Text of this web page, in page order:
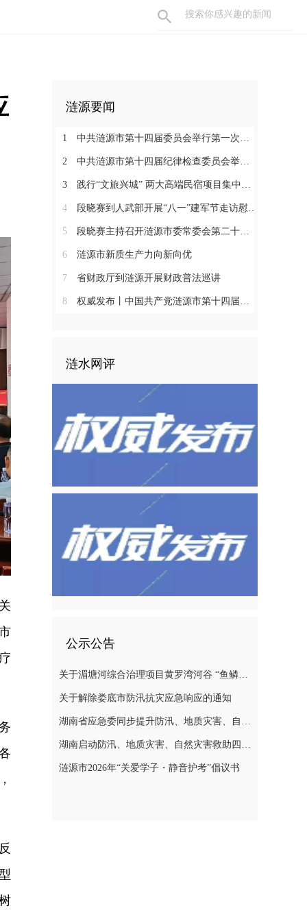
涟源要闻
1 中共涟源市第十四届委员会举行第一次全体会议 段晓赛当选市委书记 伍鹤群周杨当选市委副书记
2 中共涟源市第十四届纪律检查委员会举行第一次全体会议
3 践行“文旅兴城” 两大高端民宿项目集中签约开工 全力打造“湖湘地区文旅康养名城”
4 段晓赛到人武部开展“八一”建军节走访慰问活动
5 段晓赛主持召开涟源市委常委会第二十八次会议
6 涟源市新质生产力向新向优
7 省财政厅到涟源开展财政普法巡讲
8 权威发布丨中国共产党涟源市第十四届纪律检查委员会书记、副书记、常委名单
涟水网评
公示公告
关于湄塘河综合治理项目黄罗湾河谷 “鱼鳞坝”区域不对外开放的公告
关于解除娄底市防汛抗灾应急响应的通知
湖南省应急委同步提升防汛、地质灾害、自然灾害救助应急响应至三级
湖南启动防汛、地质灾害、自然灾害救助四级应急响应
涟源市2026年“关爱学子・静音护考”倡议书